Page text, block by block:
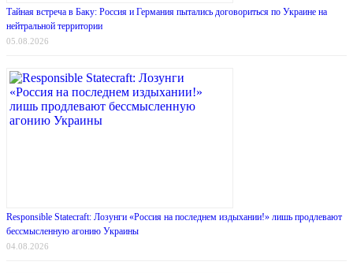
Тайная встреча в Баку: Россия и Германия пытались договориться по Украине на
нейтральной территории
05.08.2026
Responsible Statecraft: Лозунги «Россия на последнем издыхании!» лишь продлевают
бессмысленную агонию Украины
04.08.2026